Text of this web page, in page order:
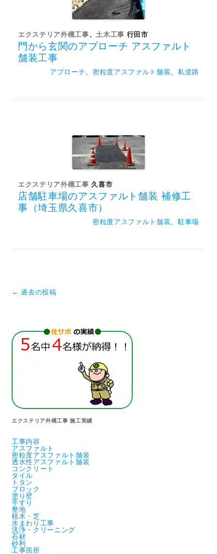
エクステリア外構工事、 土木工事 行田市
門から玄関のアプローチ アスファルト
舗装工事
アプローチ 密粒度アスファルト舗装 私道路
エクステリア外構工事 久喜市
店舗駐車場のアスファルト舗装 補修工
事（埼玉県久喜市）
密粒度アスファルト舗装 駐車場
投稿ナビゲーション
← 過去の投稿
エクステリア外構工事 施工実績
工事内容
アスファルト
密粒度アスファルト舗装
透水性アスファルト舗装
コンクリート
タイル
トタン
ブロック
塗り壁
手すり
整地
植木・芝
水まわり工事
洗浄・クリーニング
石材
砂利
工事箇所